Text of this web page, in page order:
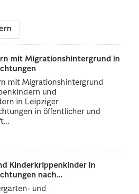
mit Migrationshintergrund in
mit Migrationshintergrund
und
in Leipziger
in öffentlicher und
Kinderkrippenkinder in
nach...
und